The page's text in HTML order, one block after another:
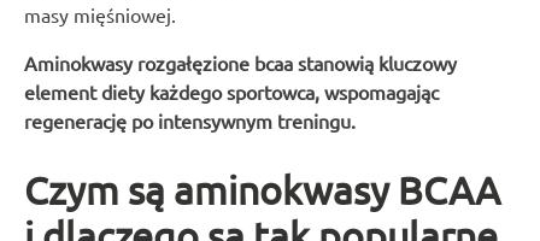
masy mięśniowej.
Aminokwasy rozgałęzione bcaa stanowią kluczowy
element diety każdego sportowca, wspomagając
regenerację po intensywnym treningu.
Czym są aminokwasy BCAA